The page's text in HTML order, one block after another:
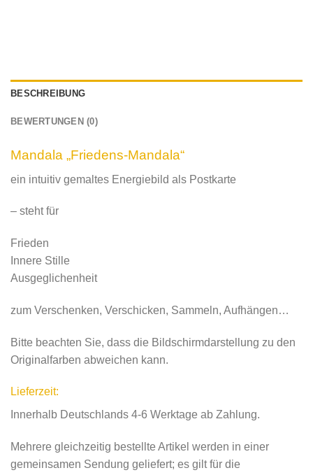
BESCHREIBUNG
BEWERTUNGEN (0)
Mandala „Friedens-Mandala“
ein intuitiv gemaltes Energiebild als Postkarte
– steht für
Frieden
Innere Stille
Ausgeglichenheit
zum Verschenken, Verschicken, Sammeln, Aufhängen…
Bitte beachten Sie, dass die Bildschirmdarstellung zu den
Originalfarben abweichen kann.
Lieferzeit:
Innerhalb Deutschlands 4-6 Werktage ab Zahlung.
Mehrere gleichzeitig bestellte Artikel werden in einer
gemeinsamen Sendung geliefert; es gilt für die